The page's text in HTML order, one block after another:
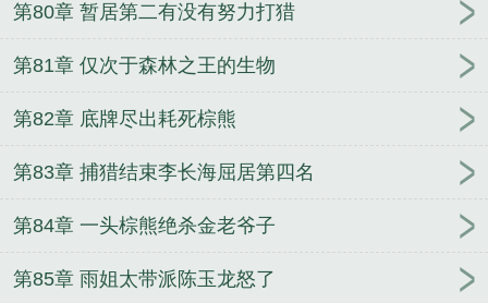
第80章 暂居第二有没有努力打猎
第81章 仅次于森林之王的生物
第82章 底牌尽出耗死棕熊
第83章 捕猎结束李长海屈居第四名
第84章 一头棕熊绝杀金老爷子
第85章 雨姐太带派陈玉龙怒了